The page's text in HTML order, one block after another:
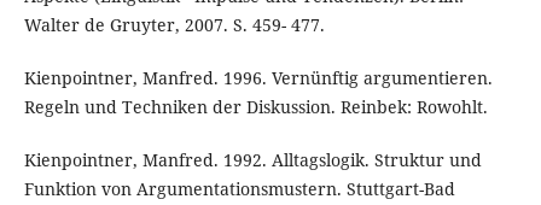
Walter de Gruyter, 2007. S. 459- 477.
Kienpointner, Manfred. 1996. Vernünftig argumentieren.
Regeln und Techniken der Diskussion. Reinbek: Rowohlt.
Kienpointner, Manfred. 1992. Alltagslogik. Struktur und
Funktion von Argumentationsmustern. Stuttgart-Bad